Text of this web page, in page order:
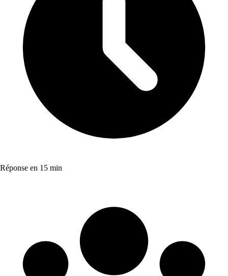
Réponse en 15 min